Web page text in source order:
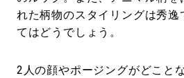
れた柄物のスタイリングは秀逸
てはどうでしょう。
2人の顔やポージングがどこと